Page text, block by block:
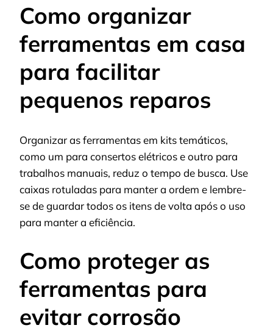
Como organizar
ferramentas em casa
para facilitar
pequenos reparos
Organizar as ferramentas em kits temáticos,
como um para consertos elétricos e outro para
trabalhos manuais, reduz o tempo de busca. Use
caixas rotuladas para manter a ordem e lembre-
se de guardar todos os itens de volta após o uso
para manter a eficiência.
Como proteger as
ferramentas para
evitar corrosão